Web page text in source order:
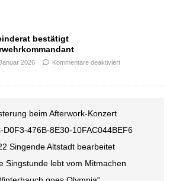
bestätigt
2026 Kommentare deaktiviert